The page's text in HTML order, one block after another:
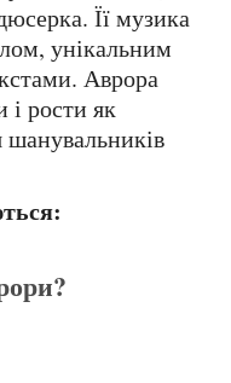
Її музика
унікальним
Аврора
і рости як
шанувальників